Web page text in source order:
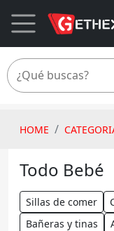
HOME
Todo Bebé
Sillas de comer
Bañeras y tinas